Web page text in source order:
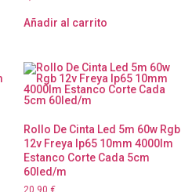
Añadir al carrito
Rollo De Cinta Led 5m 60w Rgb
12v Freya Ip65 10mm 4000lm
Estanco Corte Cada 5cm
60led/m